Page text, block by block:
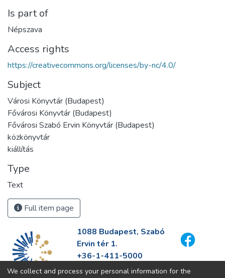
Is part of
Népszava
Access rights
https://creativecommons.org/licenses/by-nc/4.0/
Subject
Városi Könyvtár (Budapest)
Fővárosi Könyvtár (Budapest)
Fővárosi Szabó Ervin Könyvtár (Budapest)
közkönyvtár
kiállítás
Type
Text
Full item page
1088 Budapest, Szabó
Ervin tér 1.
+36-1-411-5000
info@fszek.hu
We collect and process your personal information for the